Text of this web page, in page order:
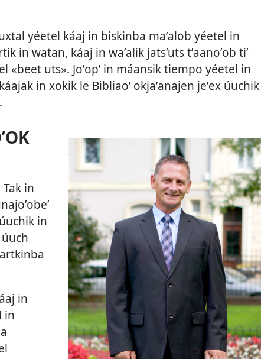
yéetel káaj in biskinba maʼalob yéetel in
in watan, káaj in waʼalik jatsʼuts tʼaanoʼob tiʼ
«beet uts». Joʼopʼ in máansik tiempo yéetel in
in xokik le Bibliaoʼ okjaʼanajen jeʼex úuchik
Tak in
úuchik in
úuch
in
in